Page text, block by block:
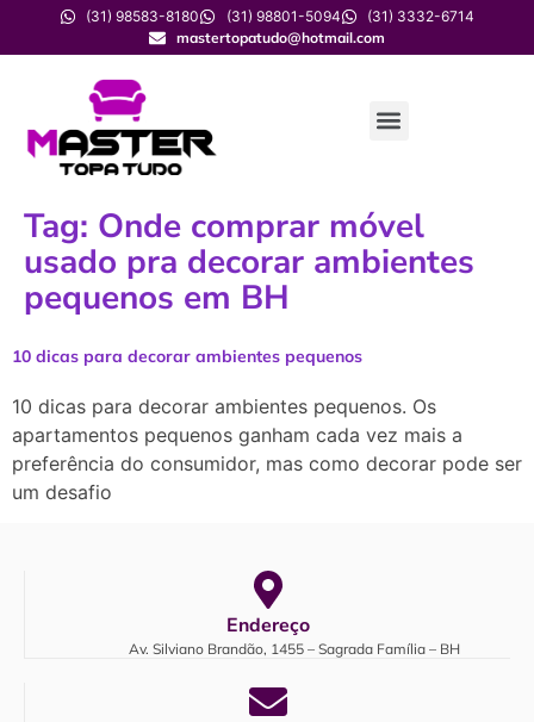
(31) 98583-8180 (31) 98801-5094
(31) 3332-6714
mastertopatudo@hotmail.com
Tag: Onde comprar móvel
usado pra decorar ambientes
pequenos em BH
10 dicas para decorar ambientes pequenos
10 dicas para decorar ambientes pequenos. Os
apartamentos pequenos ganham cada vez mais a
preferência do consumidor, mas como decorar pode ser
um desafio
Endereço
Av. Silviano Brandão, 1455 – Sagrada Família – BH